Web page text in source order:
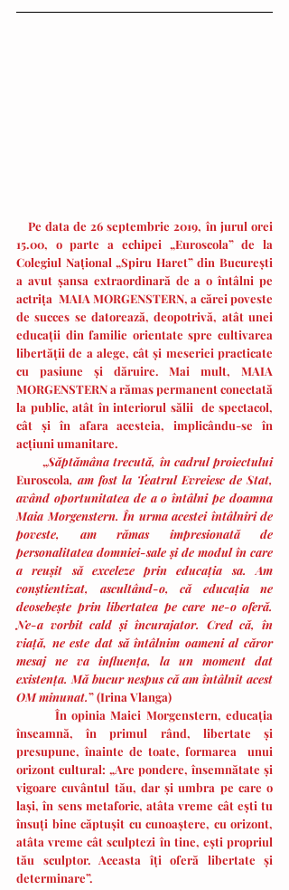
Pe data de 26 septembrie 2019, în jurul orei
15.00, o parte a echipei „Euroscola” de la
Colegiul Național „Spiru Haret” din București
a avut șansa extraordinară de a o întâlni pe
actrița  MAIA MORGENSTERN, a cărei poveste
de succes se datorează, deopotrivă, atât unei
educații din familie orientate spre cultivarea
libertății de a alege, cât și meseriei practicate
cu pasiune și dăruire. Mai mult, MAIA
MORGENSTERN a rămas permanent conectată
la public, atât în interiorul sălii  de spectacol,
cât și în afara acesteia, implicându-se în
acțiuni umanitare.
       „
Săptămâna trecută, în cadrul proiectului
Euroscola, am fost la Teatrul Evreiesc de Stat,
având oportunitatea de a o întâlni pe doamna
Maia Morgenstern. În urma acestei întâlniri de
poveste, am rămas impresionată de
personalitatea domniei-sale și de modul în care
a reușit să exceleze prin educația sa. Am
conștientizat, ascultând-o, că educația ne
deosebește prin libertatea pe care ne-o oferă.
Ne-a vorbit cald și încurajator. Cred că, în
viață, ne este dat să întâlnim oameni al căror
mesaj ne va influența, la un moment dat
existența. Mă bucur nespus că am întâlnit acest
OM minunat.” (Irina Vlanga)
înseamnă, în primul rând, libertate și
presupune, înainte de toate, formarea  unui
orizont cultural: „Are pondere, însemnătate și
vigoare cuvântul tău, dar și umbra pe care o
lași, în sens metaforic, atâta vreme cât ești tu
însuți bine căptușit cu cunoaștere, cu orizont,
atâta vreme cât sculptezi în tine, ești propriul
tău sculptor. Aceasta îți oferă libertate și
determinare”.